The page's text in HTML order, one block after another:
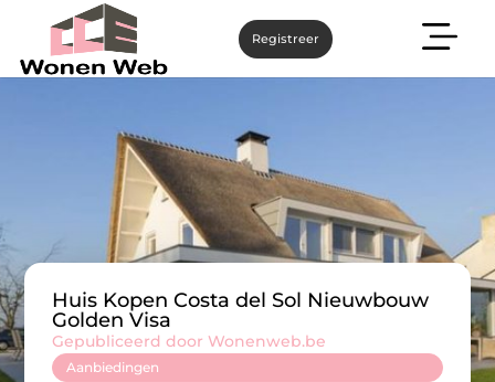
Registreer
Huis Kopen Costa del Sol Nieuwbouw
Golden Visa
Aanbiedingen
Gepubliceerd door Wonenweb.be